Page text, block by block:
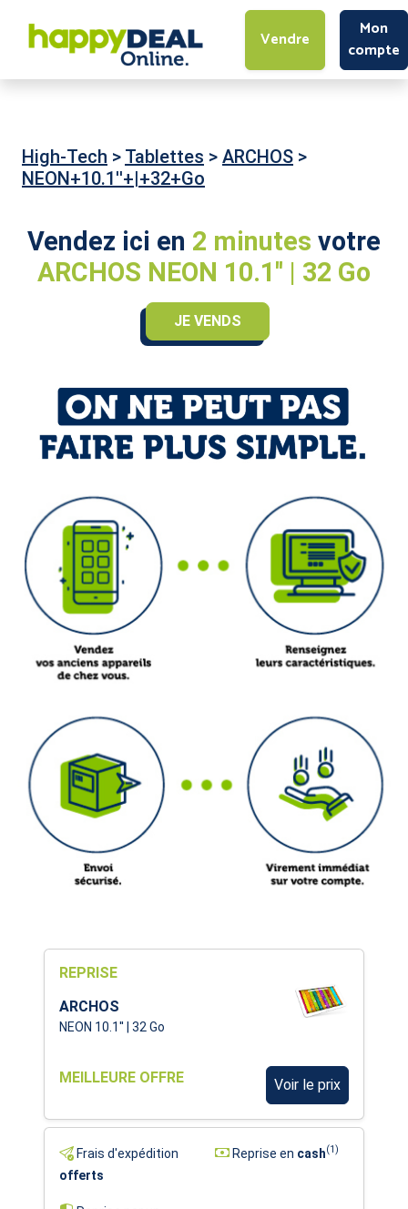
Vendre
Mon
compte
High-Tech > Tablettes > ARCHOS >
NEON+10.1''+|+32+Go
Vendez ici en 2 minutes votre
ARCHOS NEON 10.1'' | 32 Go
JE VENDS
REPRISE
ARCHOS
NEON 10.1'' | 32 Go
MEILLEURE OFFRE Voir le prix
Frais d'expédition
offerts
Reprise en cash(1)